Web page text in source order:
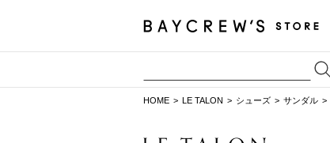
HOME LE TALON シューズ サンダル